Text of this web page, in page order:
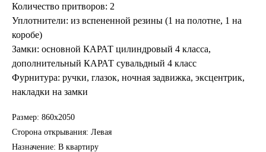
Количество притворов: 2
Уплотнители: из вспененной резины (1 на полотне, 1 на
коробе)
Замки: основной КАРАТ цилиндровый 4 класса,
дополнительный КАРАТ сувальдный 4 класс
Фурнитура: ручки, глазок, ночная задвижка, эксцентрик,
накладки на замки
Размер: 860х2050
Сторона открывания: Левая
Назначение: В квартиру